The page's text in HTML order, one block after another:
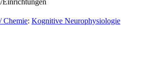
Chemie: Kognitive Neurophysiologie